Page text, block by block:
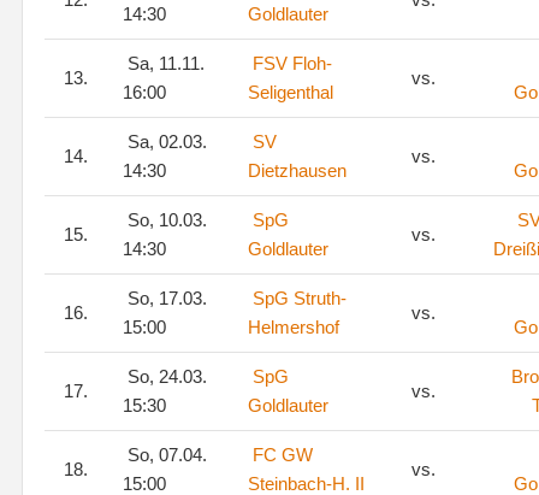
14:30
Goldlauter
13.
Sa, 11.11.
16:00
FSV Floh-
Seligenthal
vs.
14.
Sa, 02.03.
14:30
SV
Dietzhausen
vs.
15.
So, 10.03.
14:30
SpG
Goldlauter
vs.
16.
So, 17.03.
15:00
SpG Struth-
Helmershof
vs.
17.
So, 24.03.
15:30
SpG
Goldlauter
vs.
18.
So, 07.04.
15:00
FC GW
Steinbach-H. II
vs.